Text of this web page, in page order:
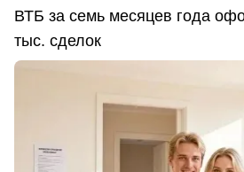
ВТБ за семь месяцев года
тыс. сделок